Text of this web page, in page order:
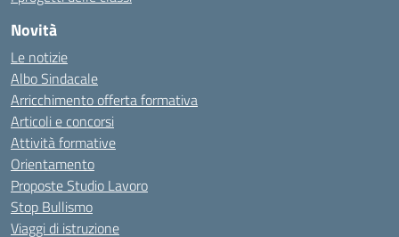
Novità
Le notizie
Albo Sindacale
Arricchimento offerta formativa
Articoli e concorsi
Attività formative
Orientamento
Proposte Studio Lavoro
Stop Bullismo
Viaggi di istruzione